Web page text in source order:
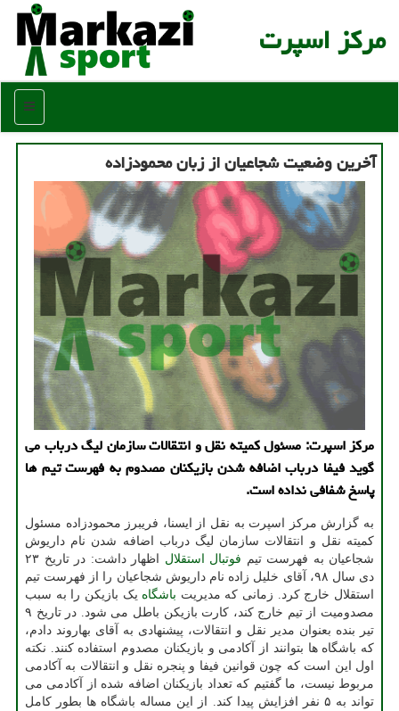
مركز اسپرت
منو
آخرین وضعیت شجاعیان از زبان محمودزاده
مركز اسپرت: مسئول كمیته نقل و انتقالات سازمان لیگ درباب می
گوید فیفا درباب اضافه شدن بازیكنان مصدوم به فهرست تیم ها
پاسخ شفافی نداده است.
به گزارش مرکز اسپرت به نقل از ایسنا، فریبرز محمودزاده مسئول
کمیته نقل و انتقالات سازمان لیگ درباب اضافه شدن نام داریوش
شجاعیان به فهرست تیم فوتبال استقلال
اظهار داشت: در تاریخ ۲۳
دی سال ۹۸، آقای خلیل زاده نام داریوش شجاعیان را از فهرست تیم
استقلال خارج کرد. زمانی که مدیریت باشگاه یک بازیکن را به سبب
مصدومیت از تیم خارج کند، کارت بازیکن باطل می شود. در تاریخ ۹
تیر بنده بعنوان مدیر نقل و انتقالات، پیشنهادی به آقای بهاروند دادم،
که باشگاه ها بتوانند از آکادمی و بازیکنان مصدوم استفاده کنند. نکته
اول این است که چون قوانین فیفا و پنجره نقل و انتقالات به آکادمی
مربوط نیست، ما گفتیم که تعداد بازیکنان اضافه شده از آکادمی می
تواند به ۵ نفر افزایش پیدا کند. از این مساله باشگاه ها بطور کامل